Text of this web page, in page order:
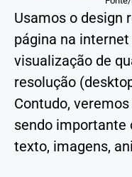
Usamos o design
página na
visualização de
resolução
Contudo,
sendo importante
texto, imagens,